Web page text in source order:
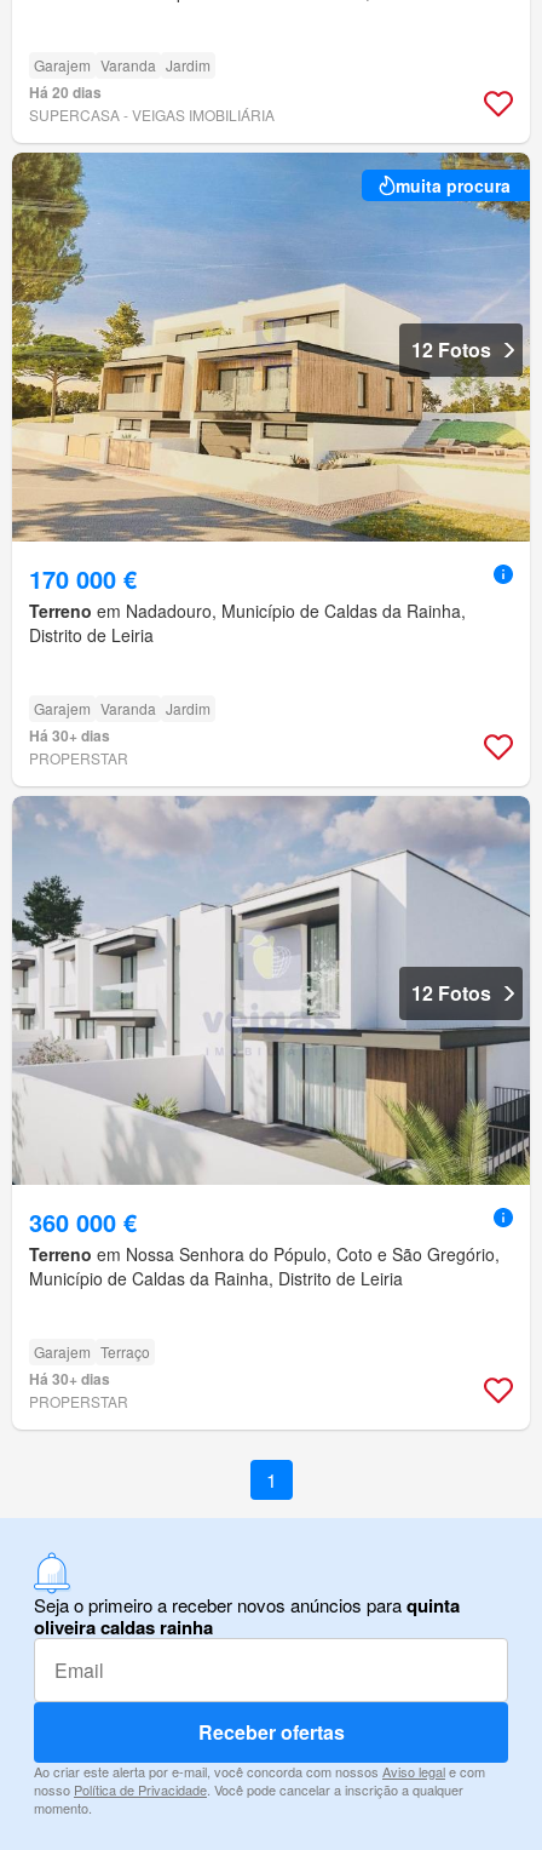
Garajem Varanda Jardim
Há 20 dias
SUPERCASA - VEIGAS IMOBILIÁRIA
muita procura
12 Fotos
170 000 €
Terreno em Nadadouro, Município de Caldas da Rainha,
Distrito de Leiria
Garajem Varanda Jardim
Há 30+ dias
PROPERSTAR
12 Fotos
360 000 €
Terreno em Nossa Senhora do Pópulo, Coto e São Gregório,
Município de Caldas da Rainha, Distrito de Leiria
Garajem Terraço
Há 30+ dias
PROPERSTAR
1
Seja o primeiro a receber novos anúncios paraquinta
oliveira caldas rainha
Receber ofertas
Ao criar este alerta por e-mail, você concorda com nossos Aviso legale com
nosso Política de Privacidade . Você pode cancelar a inscrição a qualquer
momento.